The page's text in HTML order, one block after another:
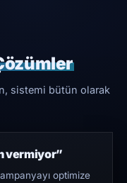
sistemi bütün olarak
vermiyor”
optimize